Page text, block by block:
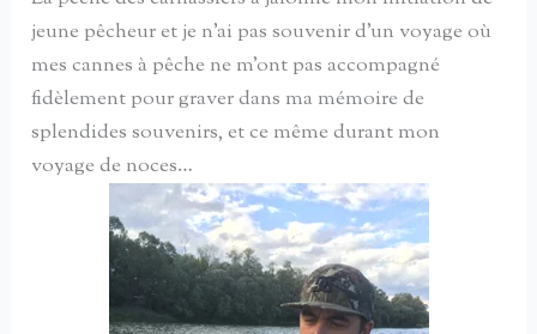
jeune pêcheur et je n’ai pas souvenir d’un voyage où
mes cannes à pêche ne m’ont pas accompagné
fidèlement pour graver dans ma mémoire de
splendides souvenirs, et ce même durant mon
voyage de noces…